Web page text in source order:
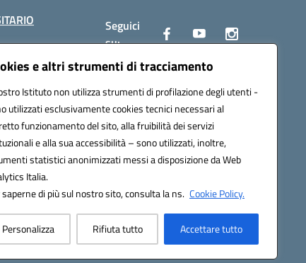
e altri strumenti di tracciamento
Istituto non utilizza strumenti di profilazione degli utenti -
utilizzati esclusivamente cookies tecnici necessari al
funzionamento del sito, alla fruibilità dei servizi
e alla sua accessibilità – sono utilizzati, inoltre,
statistici anonimizzati messi a disposizione da Web
Italia.
saperne di più sul nostro sito, consulta la ns. Cookie Policy.
Personalizza Rifiuta tutto Accettare tutto
Seguici
su: